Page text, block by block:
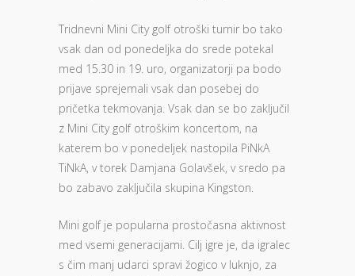
Tridnevni Mini City golf otroški turnir bo tako
vsak dan od ponedeljka do srede potekal
med 15.30 in 19. uro, organizatorji pa bodo
prijave sprejemali vsak dan posebej do
pričetka tekmovanja. Vsak dan se bo zaključil
z Mini City golf otroškim koncertom, na
katerem bo v ponedeljek nastopila PiNkA
TiNkA, v torek Damjana Golavšek, v sredo pa
bo zabavo zaključila skupina Kingston.
Mini golf je popularna prostočasna aktivnost
med vsemi generacijami. Cilj igre je, da igralec
s čim manj udarci spravi žogico v luknjo, za